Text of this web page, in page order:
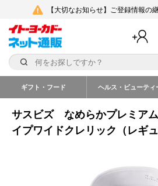
【大切なお知らせ】ご登録情報の
ギフト・フード ヘルス・ビューティ
サスビズ なめらかプレミア
イプワイドクレリック（レギ